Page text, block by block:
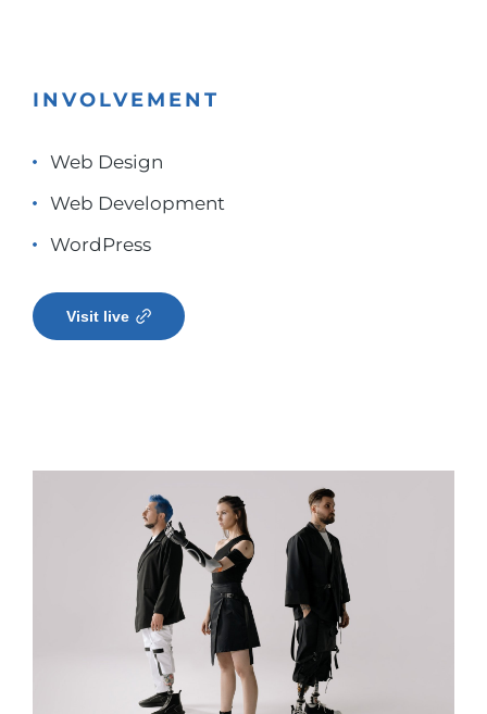
INVOLVEMENT
Web Design
Web Development
WordPress
Visit live